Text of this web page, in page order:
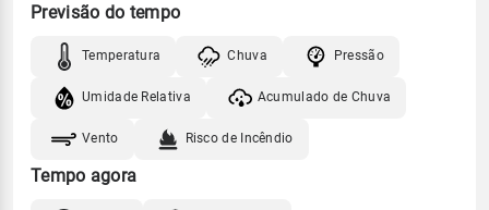
Previsão do tempo
Temperatura Chuva Pressão
Umidade Relativa Acumulado de Chuva
Vento Risco de Incêndio
Tempo agora